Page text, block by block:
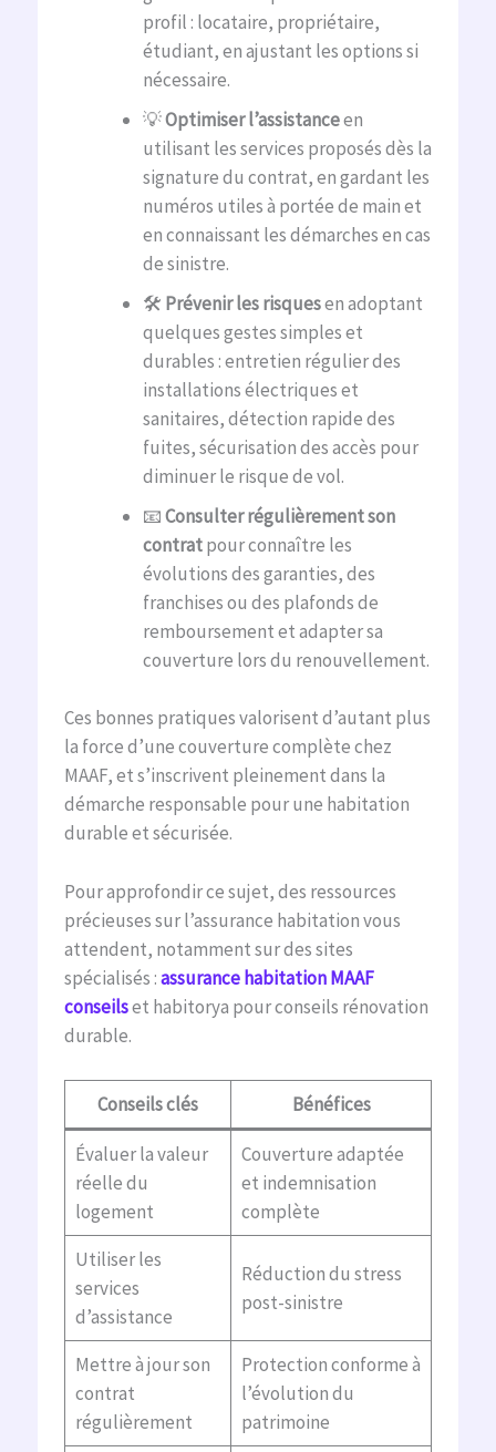
profil : locataire, propriétaire,
étudiant, en ajustant les options si
nécessaire.
💡Optimiser l’assistanceen
utilisant les services proposés dès la
signature du contrat, en gardant les
numéros utiles à portée de main et
en connaissant les démarches en cas
de sinistre.
🛠️ Prévenir les risquesen adoptant
quelques gestes simples et
durables : entretien régulier des
installations électriques et
sanitaires, détection rapide des
fuites, sécurisation des accès pour
diminuer le risque de vol.
📧Consulter régulièrement son
contratpour connaître les
évolutions des garanties, des
franchises ou des plafonds de
remboursement et adapter sa
couverture lors du renouvellement.
Ces bonnes pratiques valorisent d’autant plus
la force d’une couverture complète chez
MAAF, et s’inscrivent pleinement dans la
démarche responsable pour une habitation
durable et sécurisée.
Pour approfondir ce sujet, des ressources
précieuses sur l’assurance habitation vous
attendent, notamment sur des sites
spécialisés :assurance habitation MAAF
conseilset habitorya pour conseils rénovation
durable.
Conseils clés Bénéfices
Évaluer la valeur
réelle du
logement
Couverture adaptée
et indemnisation
complète
Utiliser les
services
d’assistance
Réduction du stress
post-sinistre
Mettre à jour son
contrat
régulièrement
Protection conforme à
l’évolution du
patrimoine